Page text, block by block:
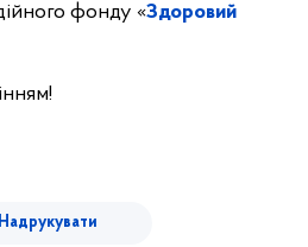
фонду «Здоровий
Надрукувати